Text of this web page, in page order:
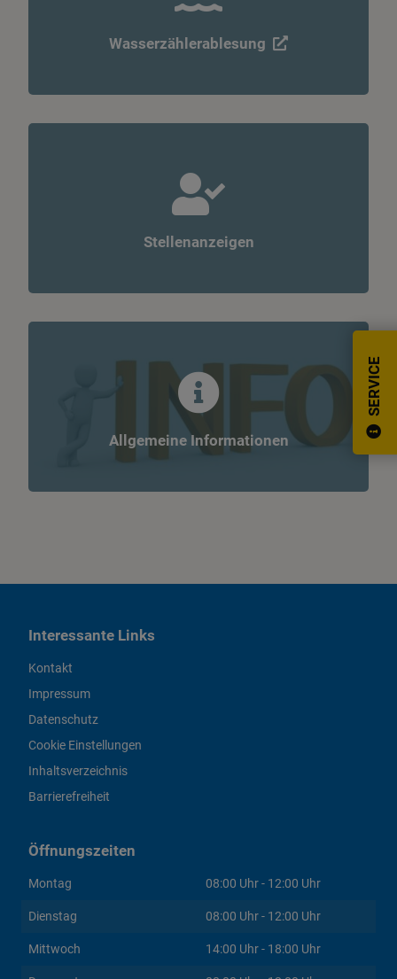
SERVICE
Wasserzählerablesung
Stellenanzeigen
Allgemeine Informationen
Interessante Links
Kontakt
Impressum
Datenschutz
Cookie Einstellungen
Inhaltsverzeichnis
Barrierefreiheit
Öffnungszeiten
Montag 08:00 Uhr - 12:00 Uhr
Dienstag 08:00 Uhr - 12:00 Uhr
Mittwoch 14:00 Uhr - 18:00 Uhr